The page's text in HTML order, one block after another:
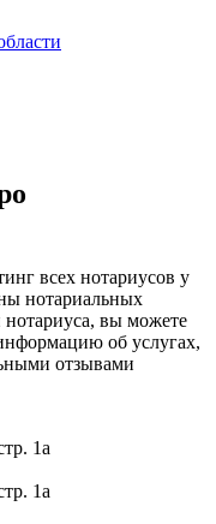
всех нотариусов у
нотариальных
вы можете
об услугах,
отзывами
1а
1а